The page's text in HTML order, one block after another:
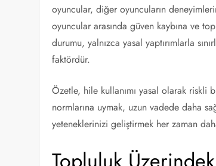
oyuncular, diğer oyuncuların
oyuncular arasında güven kaybına ve
durumu, yalnızca yasal yaptırımlarla
faktördür.
Özetle, hile kullanımı yasal olarak riskli
normlarına uymak, uzun vadede daha
yeteneklerinizi geliştirmek her zaman